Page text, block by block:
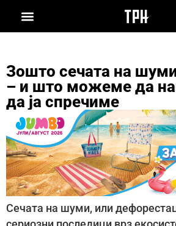
Зошто сечата на
– и што можеме да
да ја спречиме
Сечата на шуми, или